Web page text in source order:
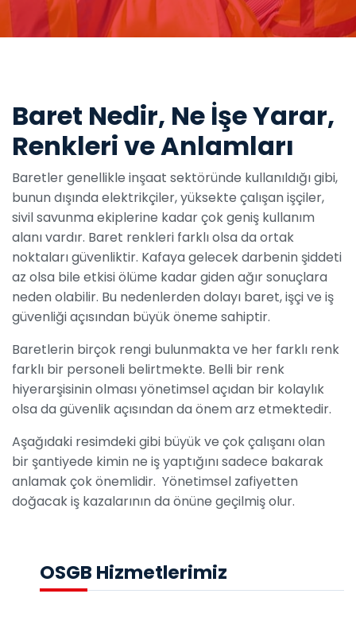
Baret Nedir, Ne İşe Yarar,
Renkleri ve Anlamları
Baretler genellikle inşaat sektöründe kullanıldığı gibi,
bunun dışında elektrikçiler, yüksekte çalışan işçiler,
sivil savunma ekiplerine kadar çok geniş kullanım
alanı vardır. Baret renkleri farklı olsa da ortak
noktaları güvenliktir. Kafaya gelecek darbenin şiddeti
az olsa bile etkisi ölüme kadar giden ağır sonuçlara
neden olabilir. Bu nedenlerden dolayı baret, işçi ve iş
güvenliği açısından büyük öneme sahiptir.
Baretlerin birçok rengi bulunmakta ve her farklı renk
farklı bir personeli belirtmekte. Belli bir renk
hiyerarşisinin olması yönetimsel açıdan bir kolaylık
olsa da güvenlik açısından da önem arz etmektedir.
Aşağıdaki resimdeki gibi büyük ve çok çalışanı olan
bir şantiyede kimin ne iş yaptığını sadece bakarak
anlamak çok önemlidir. Yönetimsel zafiyetten
doğacak iş kazalarının da önüne geçilmiş olur.
OSGB Hizmetlerimiz